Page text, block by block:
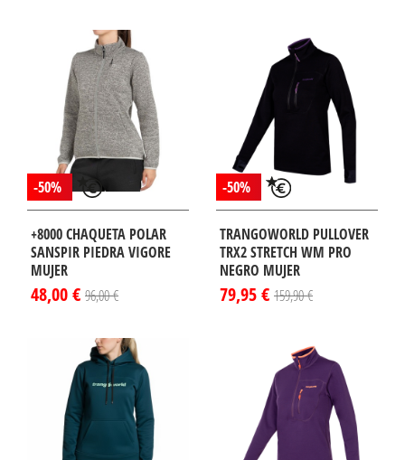
-50%
+8000 CHAQUETA POLAR
SANSPIR PIEDRA VIGORE
MUJER
48,00 € 96,00 €
-50%
TRANGOWORLD PULLOVER
TRX2 STRETCH WM PRO
NEGRO MUJER
79,95 € 159,90 €